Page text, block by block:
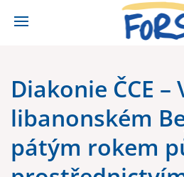
Diakonie ČCE –
libanonském
pátým rokem